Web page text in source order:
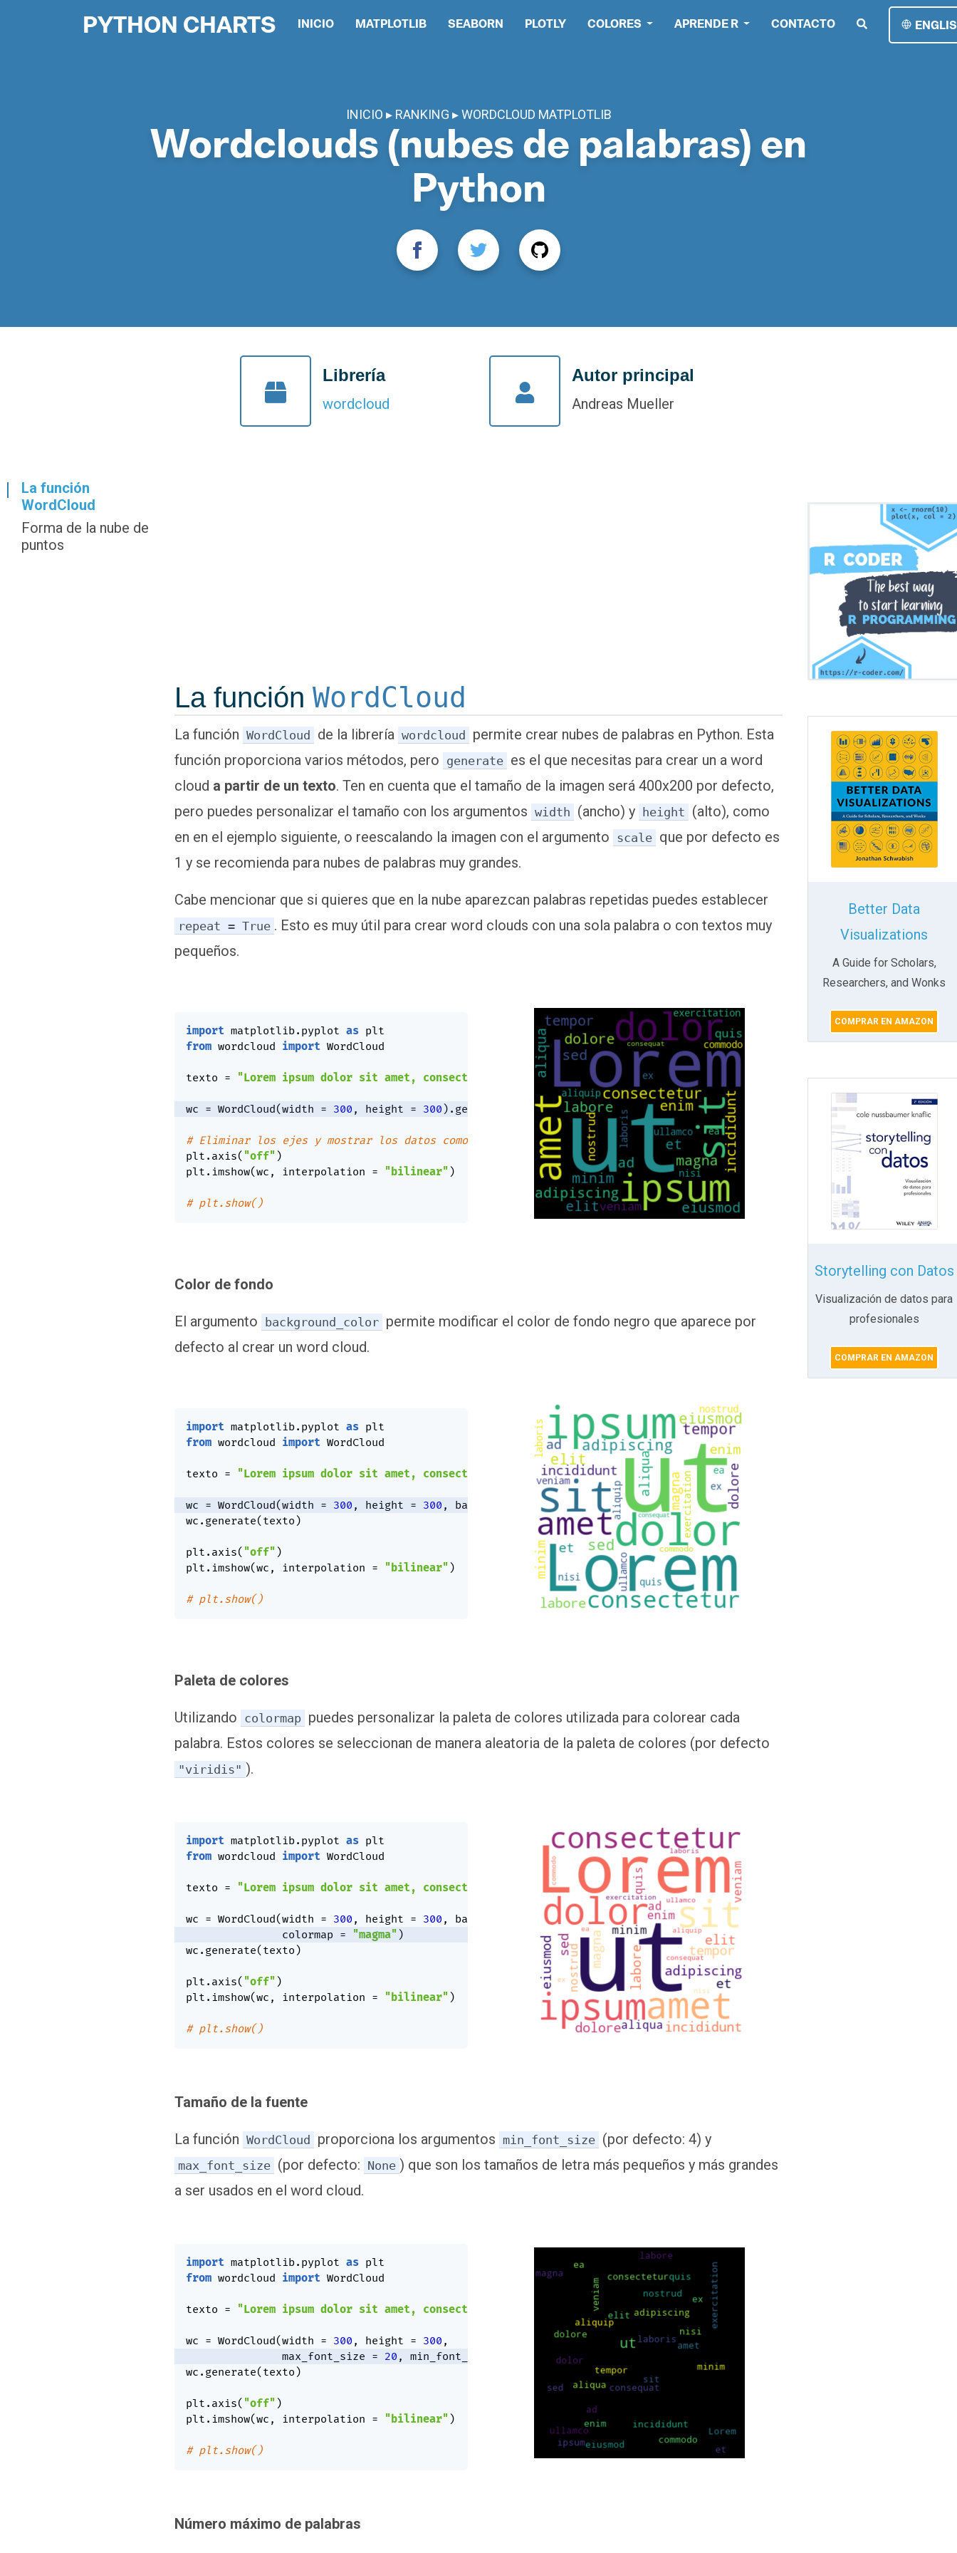
PYTHON CHARTS INICIO MATPLOTLIB SEABORN PLOTLY COLORES APRENDE R CONTACTO
INICIO RANKING WORDCLOUD MATPLOTLIB
Wordclouds (nubes de palabras) en
Python
Librería
wordcloud
Autor principal
Andreas Mueller
La función
WordCloud
Forma de la nube de
puntos
La funciónWordCloud
La función WordCloud de la librería wordcloud
permite crear nubes de palabras en Python. Esta
función proporciona varios métodos, pero generate es el que necesitas para crear un a word
cloud a partir de un texto. Ten en cuenta que el tamaño de la imagen será 400x200 por defecto,
pero puedes personalizar el tamaño con los argumentos width (ancho) y height (alto), como
en en el ejemplo siguiente, o reescalando la imagen con el argumento scale que por defecto es
1 y se recomienda para nubes de palabras muy grandes.
Cabe mencionar que si quieres que en la nube aparezcan palabras repetidas puedes establecer
repeat = True . Esto es muy útil para crear word clouds con una sola palabra o con textos muy
pequeños.
import matplotlib. pyplot as
from wordcloud import WordCloud
texto = "Lorem ipsum dolor sit amet, consectetur adipiscing elit, sed do eiusmod tempor incididunt ut labore et dolore
wc = WordCloud(width = 300 , height = 300 ) . generate texto)
# Eliminar los ejes y mostrar los datos como imagen
plt . axis( "off" )
plt . imshow(wc , interpolation = "bilinear" )
# plt.show()
Color de fondo
El argumento background_color permite modificar el color de fondo negro que aparece por
defecto al crear un word cloud.
import matplotlib. pyplot as
from wordcloud import WordCloud
texto = "Lorem ipsum dolor sit amet, consectetur adipiscing elit, sed do eiusmod tempor incididunt ut labore et dolore
wc = WordCloud(width = 300 , height = 300 , background_color = "white" )
wc . generate( texto )
plt . axis( "off" )
plt . imshow(wc , interpolation = "bilinear" )
# plt.show()
Paleta de colores
Utilizando colormap puedes personalizar la paleta de colores utilizada para colorear cada
palabra. Estos colores se seleccionan de manera aleatoria de la paleta de colores (por defecto
"viridis" ).
import matplotlib. pyplot as
from wordcloud import WordCloud
texto = "Lorem ipsum dolor sit amet, consectetur adipiscing elit, sed do eiusmod tempor incididunt ut labore et dolore
wc = WordCloud(width = 300 , height = 300 , background_color = "white",
               colormap
= "magma" )
wc . generate( texto )
plt . axis( "off" )
plt . imshow(wc , interpolation = "bilinear" )
# plt.show()
Tamaño de la fuente
La función WordCloud proporciona los argumentos min_font_size (por defecto: 4) y
max_font_size (por defecto: None ) que son los tamaños de letra más pequeños y más grandes
a ser usados en el word cloud.
import matplotlib. pyplot as
from wordcloud import WordCloud
texto = "Lorem ipsum dolor sit amet, consectetur adipiscing elit, sed do eiusmod tempor incididunt ut labore et dolore
wc = WordCloud(width = 300 , height = 300 ,
               max_font_size
= 20 , min_font_size
wc . generate( texto )
plt . axis( "off" )
plt . imshow(wc , interpolation = "bilinear" )
# plt.show()
Número máximo de palabras
Better Data
Visualizations
A Guide for Scholars,
Researchers, and Wonks
COMPRAR EN AMAZON
Storytelling con Datos
Visualización de datos para
profesionales
COMPRAR EN AMAZON